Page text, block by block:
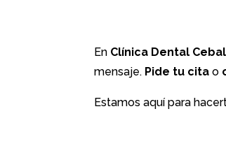
En Clínica Dental
mensaje. Pide tu cita o
Estamos aquí para